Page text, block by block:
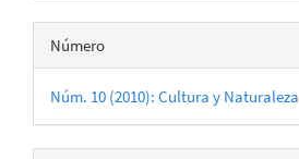
Número
Núm. 10 (2010): Cultura y Naturaleza